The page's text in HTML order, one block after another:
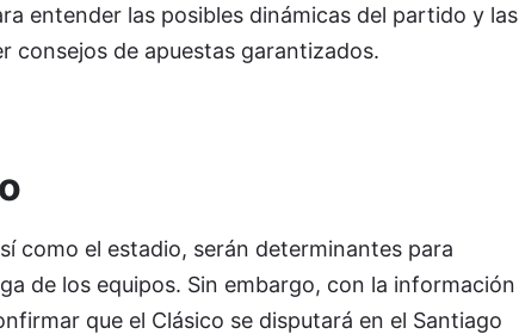
entender las posibles dinámicas del partido y las
consejos de apuestas garantizados.
como el estadio, serán determinantes para
de los equipos. Sin embargo, con la información
que el Clásico se disputará en el Santiago